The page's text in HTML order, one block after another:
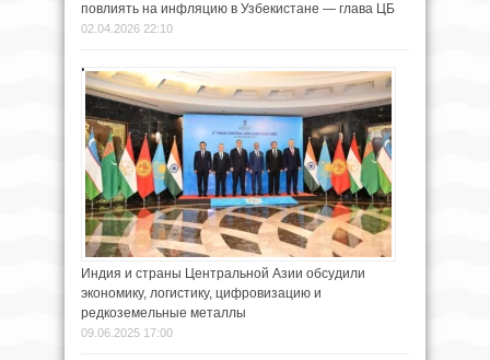
повлиять на инфляцию в Узбекистане — глава ЦБ
02.04.2026 22:10
Индия и страны Центральной Азии обсудили
экономику, логистику, цифровизацию и
редкоземельные металлы
09.06.2025 17:00